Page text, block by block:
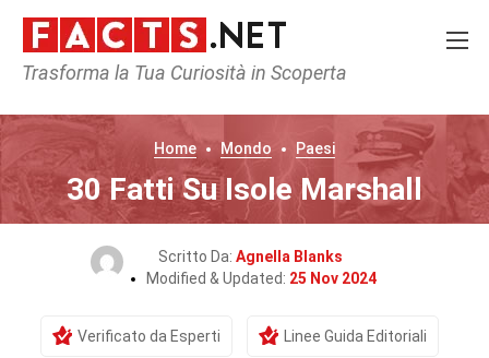
Trasforma la Tua Curiosità in Scoperta
Home Mondo Paesi
30 Fatti Su Isole Marshall
Scritto Da: Agnella Blanks
Modified & Updated: 25 Nov 2024
Verificato da Esperti Linee Guida Editoriali